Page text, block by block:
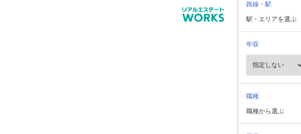
路線・駅
駅・エリアを選ぶ
年収
職種
職種から選ぶ